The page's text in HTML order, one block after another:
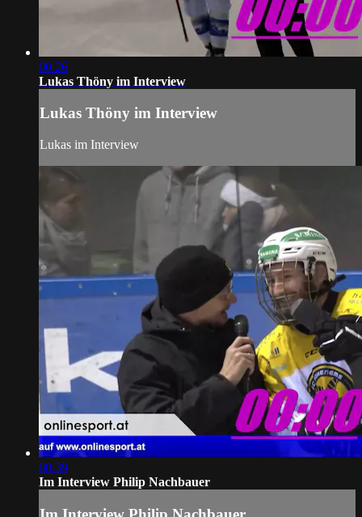
00:26
Lukas Thöny im Interview
Lukas Thöny im Interview
Lukas im Interview
00:39
Im Interview Philip Nachbauer